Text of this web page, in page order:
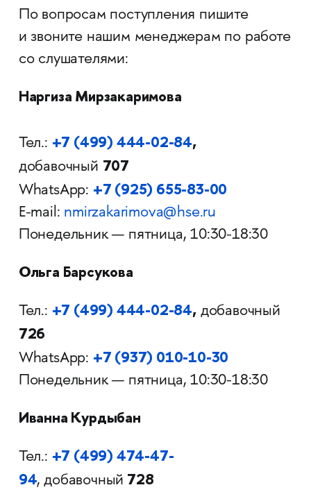
По вопросам поступления пишите
и звоните нашим менеджерам по работе
со слушателями:
Наргиза Мирзакаримова
Тел.: +7 (499) 444-02-84,
добавочный 707
WhatsApp: +7 (925) 655-83-00
E-mail: nmirzakarimova@hse.ru
Понедельник — пятница, 10:30-18:30
Ольга Барсукова
Тел.: +7 (499) 444-02-84,добавочный
726
WhatsАpp: +7 (937) 010-10-30
Понедельник — пятница, 10:30-18:30
Иванна Курдыбан
Тел.: +7 (499) 474-47-
94, добавочный 728